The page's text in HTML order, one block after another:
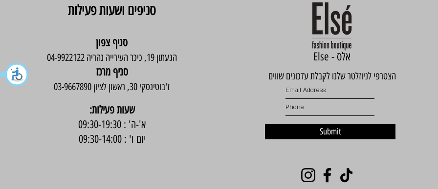
סניפים ושעות פעילות
סניף צפון
הגעתון 19, כיכר העירייה נהריה 04-9922122
סניף מרכז
ז'בוטינסקי 30, ראשון לציון 03-9667890
:שעות פעילות
א'-ה' : 09:30-19:30
יום ו' : 09:30-14:00
Else - אלס
הצטרפי לניוזלטר שלנו לקבלת עדכונים שווים
Submit